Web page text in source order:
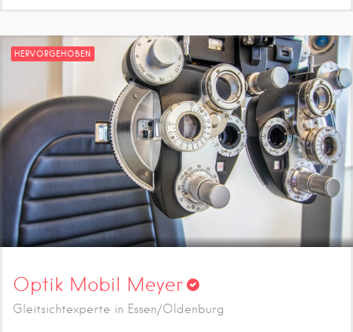
HERVORGEHOBEN
Optik Mobil Meyer
Gleitsichtexperte in Essen/Oldenburg